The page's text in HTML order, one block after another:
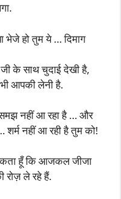
भेजे हो तुम ये … दिमाग
के साथ चुदाई देखी है,
भी आपकी लेनी है.
नहीं आ रहा है … और
शर्म नहीं आ रही है तुम को!
हूँ कि आजकल जीजा
रोज़ ले रहे हैं.